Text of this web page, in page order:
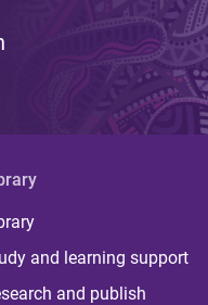
and learning support
and publish